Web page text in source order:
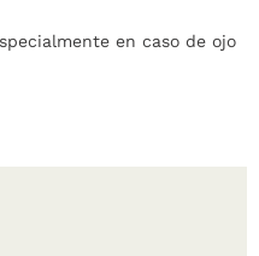
en caso de ojo